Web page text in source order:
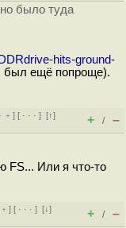
было туда
hits-ground-
был ещё попроще).
] [ · · ·][↑]
+ / –
FS... Или я что-то
] [ · · ·][↓]
+ / –